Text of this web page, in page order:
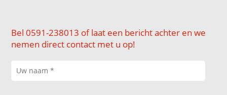
Bel 0591-238013 of laat een bericht achter en we
nemen direct contact met u op!